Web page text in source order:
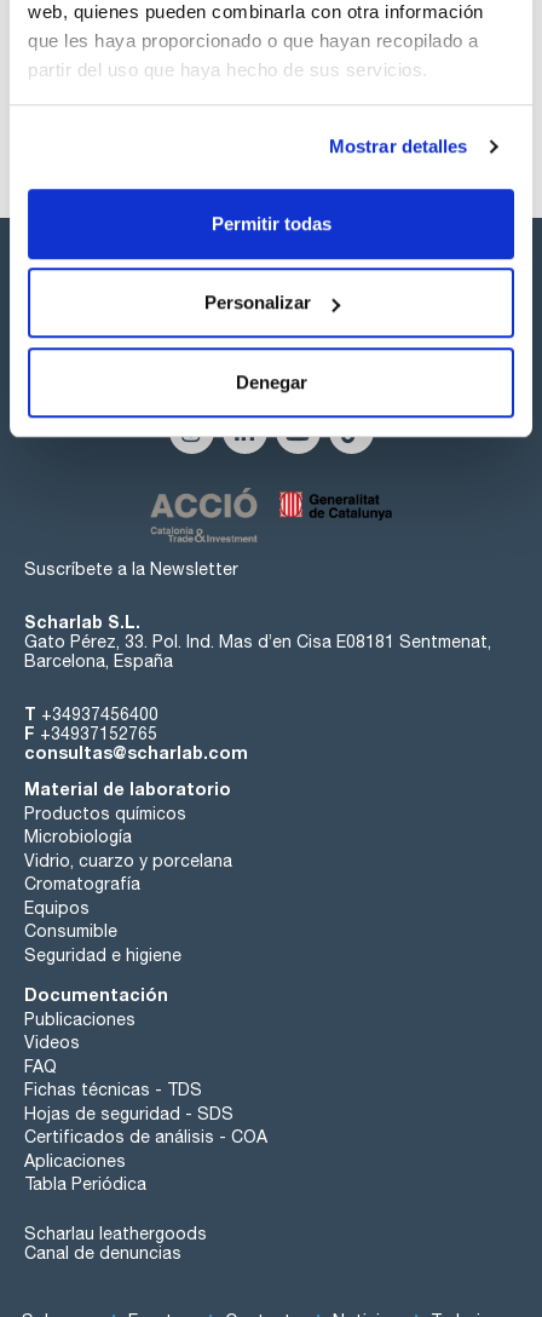
web, quienes pueden combinarla con otra información
que les haya proporcionado o que hayan recopilado a
partir del uso que haya hecho de sus servicios.
Mostrar detalles
Permitir todas
Personalizar
Denegar
productos marca Scharlau habitualmente en stock,
listos para una entrega inmediata.
Síguenos:
Suscríbete a la Newsletter
Scharlab S.L.
Gato Pérez, 33. Pol. Ind. Mas d’en Cisa E08181 Sentmenat,
Barcelona, España
T +34937456400
F +34937152765
consultas@scharlab.com
Material de laboratorio
Productos químicos
Microbiología
Vidrio, cuarzo y porcelana
Cromatografía
Equipos
Consumible
Seguridad e higiene
Documentación
Publicaciones
Videos
FAQ
Fichas técnicas - TDS
Hojas de seguridad - SDS
Certificados de análisis - COA
Aplicaciones
Tabla Periódica
Scharlau leathergoods
Canal de denuncias